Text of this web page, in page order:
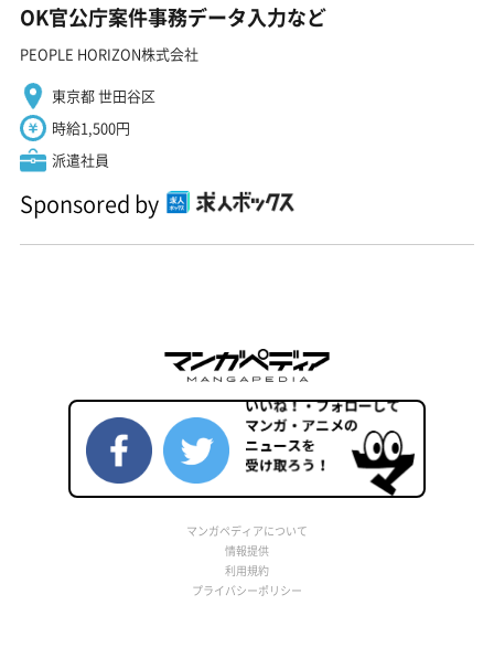
OK官公庁案件事務データ入力など
PEOPLE HORIZON株式会社
東京都 世田谷区
時給1,500円
派遣社員
Sponsored by
マンガペディアについて
情報提供
利用規約
プライバシーポリシー